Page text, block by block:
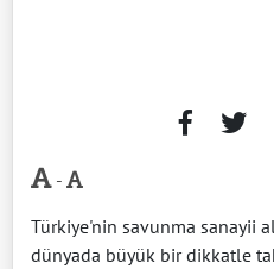
-
Türkiye'nin savunma sanayii
dünyada büyük bir dikkatle